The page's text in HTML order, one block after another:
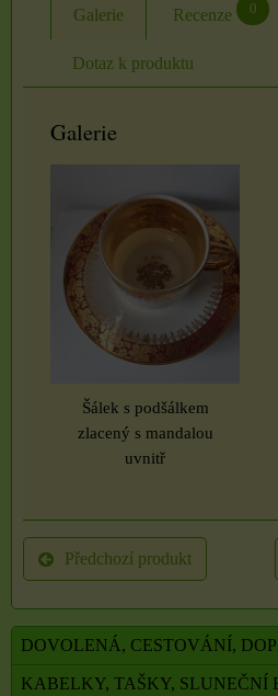
Galerie Recenze 0
Dotaz k produktu
Galerie
Šálek s podšálkem
zlacený s mandalou
uvnitř
Předchozí produkt
DOVOLENÁ, CESTOVÁNÍ,
KABELKY, TAŠKY, SLUNEČNÍ